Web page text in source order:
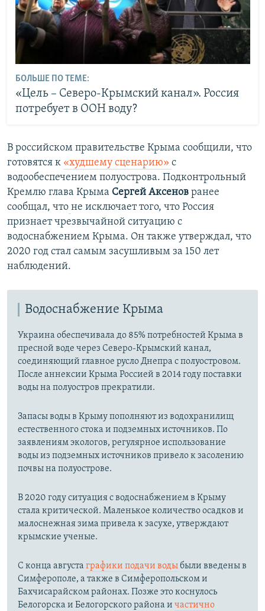
БОЛЬШЕ ПО ТЕМЕ:
«Цель – Северо-Крымский канал». Россия
потребует в ООН воду?
В российском правительстве Крыма сообщили, что
готовятся к «худшему сценарию» с
водообеспечением полуострова. Подконтрольный
Кремлю глава Крыма Сергей Аксенов ранее
сообщал, что не исключает того, что Россия
признает чрезвычайной ситуацию с
водоснабжением Крыма. Он также утверждал, что
2020 год стал самым засушливым за 150 лет
наблюдений.
Водоснабжение Крыма
Украина обеспечивала до 85% потребностей Крыма в
пресной воде через Северо-Крымский канал,
соединяющий главное русло Днепра с полуостровом.
После аннексии Крыма Россией в 2014 году поставки
воды на полуостров прекратили.
Запасы воды в Крыму пополняют из водохранилищ
естественного стока и подземных источников. По
заявлениям экологов, регулярное использование
воды из подземных источников привело к засолению
почвы на полуострове.
В 2020 году ситуация с водоснабжением в Крыму
стала критической. Маленькое количество осадков и
малоснежная зима привела к засухе, утверждают
крымские ученые.
С конца августа графики подачи водыбыли введены в
Симферополе, а также в Симферопольском и
Бахчисарайском районах. Позже это коснулось
Белогорска и Белогорского района и частично